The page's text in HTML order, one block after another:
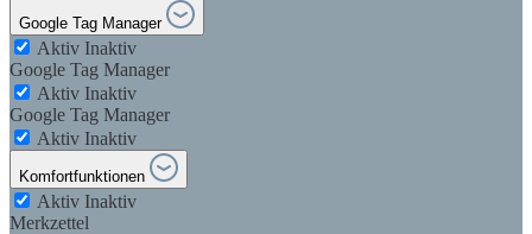
Google Tag Manager
Aktiv Inaktiv
Google Tag Manager
Aktiv Inaktiv
Google Tag Manager
Aktiv Inaktiv
Komfortfunktionen
Aktiv Inaktiv
Merkzettel